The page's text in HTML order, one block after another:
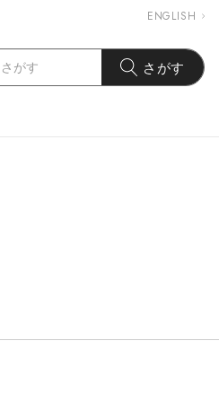
ENGLISH
さがす